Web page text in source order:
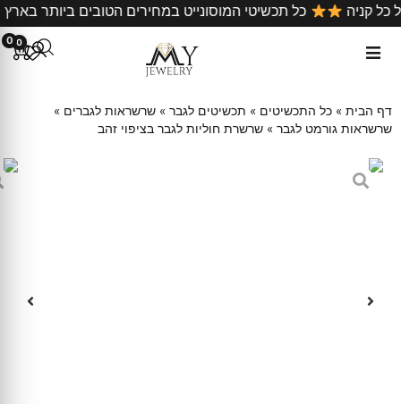
על כל קניה כל תכשיטי המוסונייט במחירים הטובים
0 0
דף הבית » כל התכשיטים » תכשיטים לגבר » שרשראות לגברים »
שרשראות גורמט לגבר » שרשרת חוליות לגבר בציפוי זהב